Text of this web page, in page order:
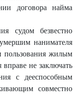
договора найма
судом безвестно
нанимателя
пользования жилым
не заключать
с дееспособным
совместно